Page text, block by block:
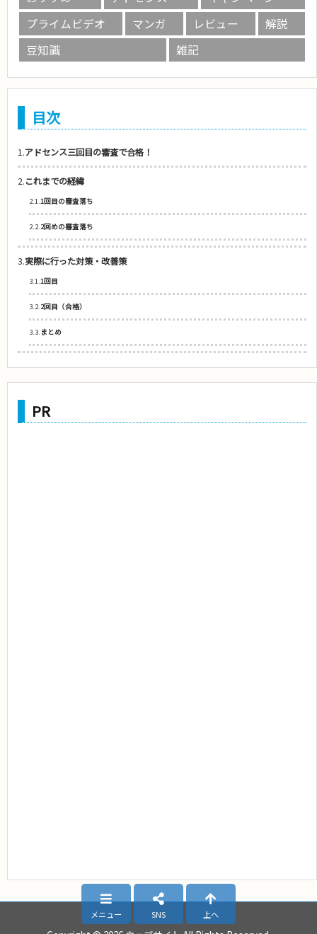
プライムビデオ
マンガ レビュー
解説
豆知識
雑記
目次
1.アドセンス三回目の審査で合格！
2.これまでの経緯
2.1. 1回目の審査落ち
2.2. 2回めの審査落ち
3.実際に行った対策・改善策
3.1. 1回目
3.2. 2回目（合格）
3.3. まとめ
PR
メニュー SNS 上へ